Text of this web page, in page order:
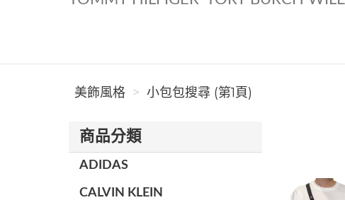
美飾風格 小包包搜尋 (第1頁)
商品分類
ADIDAS
CALVIN KLEIN